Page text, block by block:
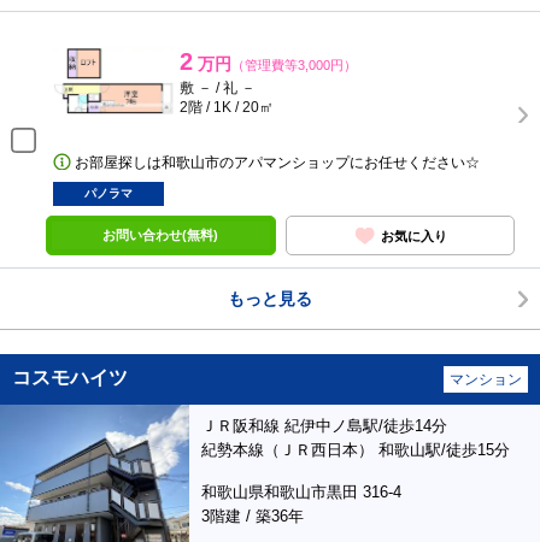
2 万円 （管理費等3,000円）
敷 － / 礼 －
2階 / 1K / 20㎡
お部屋探しは和歌山市のアパマンショップにお任せください☆
パノラマ
お問い合わせ(無料) お気に入り
もっと見る
コスモハイツ マンション
ＪＲ阪和線 紀伊中ノ島駅/徒歩14分
紀勢本線（ＪＲ西日本） 和歌山駅/徒歩15分
和歌山県和歌山市黒田 316-4
3階建 / 築36年